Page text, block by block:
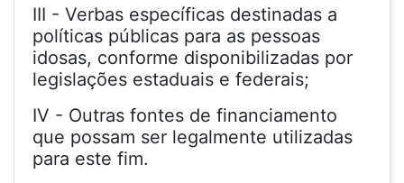
III - Verbas específicas destinadas a
políticas públicas para as pessoas
idosas, conforme disponibilizadas por
legislações estaduais e federais;
IV - Outras fontes de financiamento
que possam ser legalmente utilizadas
para este fim.